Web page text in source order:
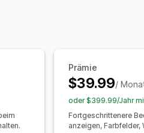
niedrige Lagerbestände
SKU-Verwaltung
Anzeige der verfügbaren
Updates
Prämie
$39.99/
oder $399.99/Jahr
Fortgeschrittenere
anzeigen, Farbfelder,